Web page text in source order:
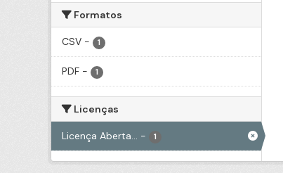
Formatos
CSV - 1
PDF - 1
Licenças
Licença Aberta... - 1